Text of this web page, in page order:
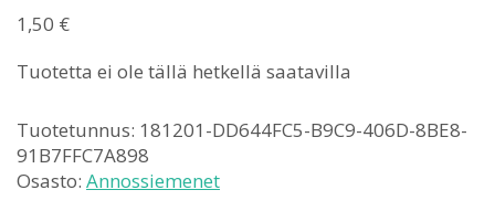
1,50 €
Tuotetta ei ole tällä hetkellä saatavilla
Tuotetunnus: 181201-DD644FC5-B9C9-406D-8BE8-
91B7FFC7A898
Osasto: Annossiemenet